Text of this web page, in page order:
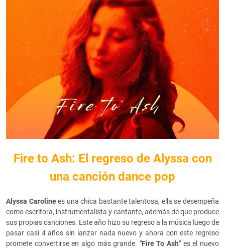
Fire to Ash: El regreso de Alyssa con
una canción dance pop
Alyssa Carolinees una chica bastante talentosa, ella se desempeña
como escritora, instrumentalista y cantante, además de que produce
sus propias canciones. Este año hizo su regreso a la música luego de
pasar casi 4 años sin lanzar nada nuevo y ahora con este regreso
promete convertirse en algo más grande. "Fire To Ash" es el nuevo